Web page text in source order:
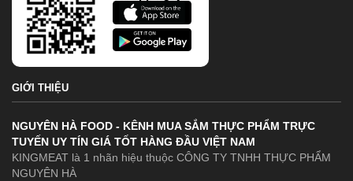
GIỚI THIỆU
NGUYÊN HÀ FOOD - KÊNH MUA SẮM THỰC PHẨM TRỰC
TUYẾN UY TÍN GIÁ TỐT HÀNG ĐẦU VIỆT NAM
KINGMEAT là 1 nhãn hiệu thuộc CÔNG TY TNHH THỰC PHẨM
NGUYÊN HÀ